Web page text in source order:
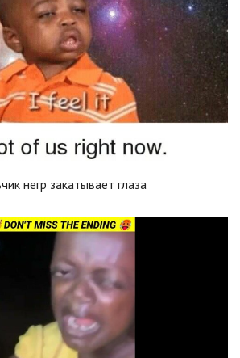
негр закатывает глаза